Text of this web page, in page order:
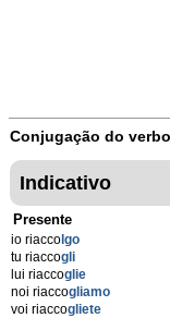
Conjugação do
Indicativo
Presente
io riacco lgo
tu riaccogli
lui riaccoglie
noi riaccogliamo
voi riaccogliete